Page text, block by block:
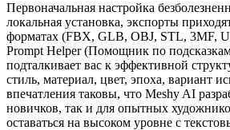
Первоначальная настройка
локальная установка, экспорты
форматах (FBX, GLB, OBJ, STL, 3MF,
Prompt Helper (Помощник по
подталкивает вас к эффективной
стиль, материал, цвет, эпоха, вариант
впечатления таковы, что Meshy AI
новичков, так и для опытных
оставаться на высоком уровне с